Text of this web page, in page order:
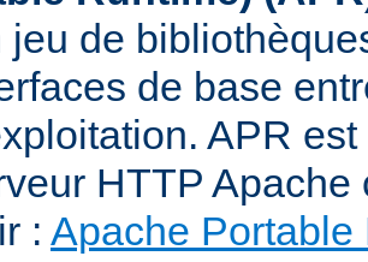
jeu de
de base
APR
HTTP
: Apache